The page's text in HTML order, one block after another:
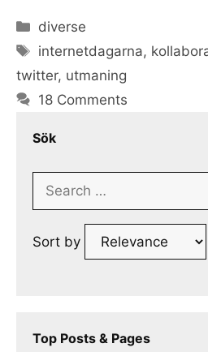
Categories
diverse
Tags
internetdagarna,
twitter, utmaning
18 Comments
Sök
Search
Sort by
Top Posts & Pages